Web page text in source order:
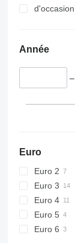
d'occasion
Année
–
Euro
Euro 2
Euro 3
Euro 4
Euro 5
Euro 6